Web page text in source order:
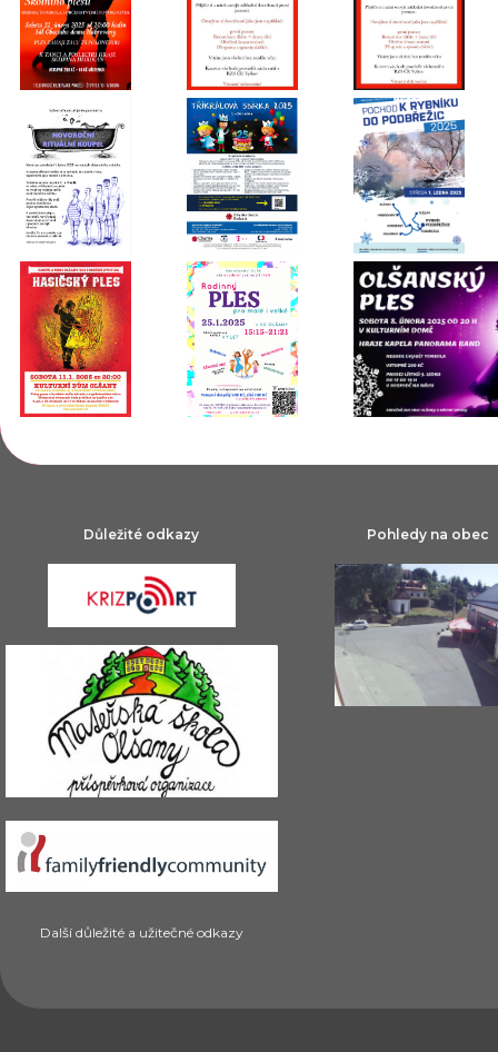
Důležité odkazy
Další důležité a užitečné odkazy
Pohledy na obec